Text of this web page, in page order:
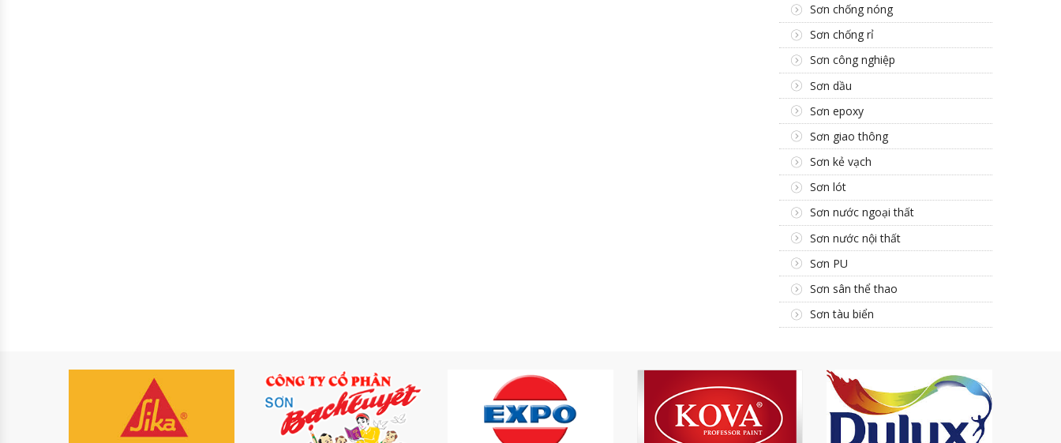
Sơn chống nóng
Sơn chống rỉ
Sơn công nghiệp
Sơn dầu
Sơn epoxy
Sơn giao thông
Sơn kẻ vạch
Sơn lót
Sơn nước ngoại thất
Sơn nước nội thất
Sơn PU
Sơn sân thể thao
Sơn tàu biển